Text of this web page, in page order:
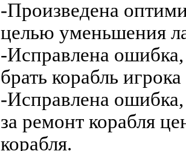
-Произведена
целью уменьшения
-Исправлена
брать корабль
-Исправлена ошибка,
за ремонт корабля
корабля.